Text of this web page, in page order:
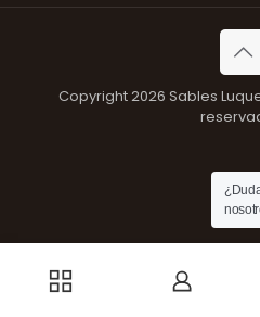
Copyright 2026 Sables